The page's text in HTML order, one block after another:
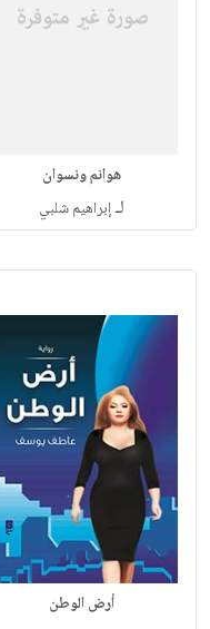
هوانم ونسوان
لـإبراهيم شلبي
أرض الوطن